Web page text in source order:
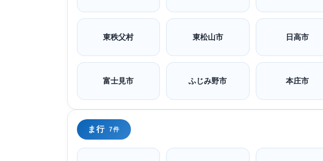
東秩父村 東松山市 日高市
富士見市 ふじみ野市 本庄市
ま行 7件